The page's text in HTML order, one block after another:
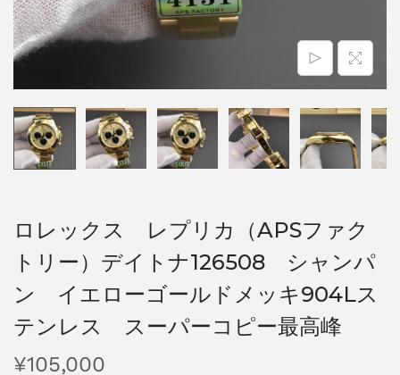
ロレックス レプリカ（APSファク
トリー）デイトナ126508 シャンパ
ン イエローゴールドメッキ904Lス
テンレス スーパーコピー最高峰
¥105,000